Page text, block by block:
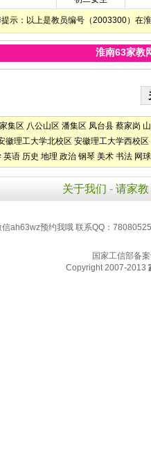
示：以上是教员编号（2003300）在
淮南63家教
集区 八公山区 潘集区 凤台县 蔡家岗
徽理工大学北校区 安徽理工大学西校区
英语 历史 地理 政治 钢琴 美术 书法 网球
关于我们 - 请家教
ah63wz预约我哦 联系QQ：
国家工信部备
Copyright 2007-2013